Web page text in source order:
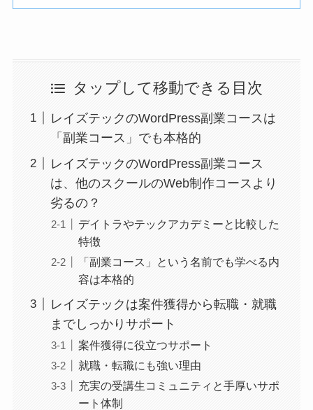
タップして移動できる目次
レイズテックのWordPress副業コースは
「副業コース」でも本格的
レイズテックのWordPress副業コース
は、他のスクールのWeb制作コースより
劣るの？
デイトラやテックアカデミーと比較した
特徴
「副業コース」という名前でも学べる内
容は本格的
レイズテックは案件獲得から転職・就職
までしっかりサポート
案件獲得に役立つサポート
就職・転職にも強い理由
充実の受講生コミュニティと手厚いサポ
ート体制